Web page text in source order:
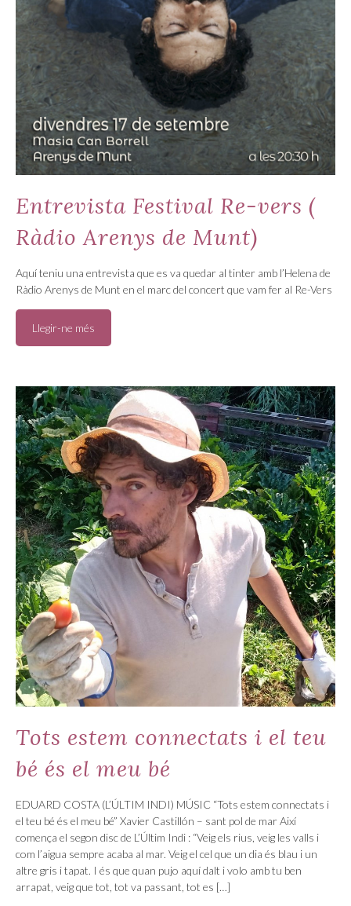
Entrevista Festival Re-vers (
Ràdio Arenys de Munt)
Aquí teniu una entrevista que es va quedar al tinter amb l’Helena de
Ràdio Arenys de Munt en el marc del concert que vam fer al Re-Vers
Llegir-ne més
Tots estem connectats i el teu
bé és el meu bé
EDUARD COSTA (L’ÚLTIM INDI) MÚSIC “Tots estem connectats i
el teu bé és el meu bé” Xavier Castillón – sant pol de mar Així
comença el segon disc de L’Últim Indi : “Veig els rius, veig les valls i
com l’aigua sempre acaba al mar. Veig el cel que un dia és blau i un
altre gris i tapat. I és que quan pujo aquí dalt i volo amb tu ben
arrapat, veig que tot, tot va passant, tot es […]